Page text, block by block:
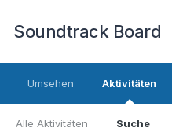
Soundtrack Board
Umsehen Aktivitäten
Alle Aktivitäten Suche